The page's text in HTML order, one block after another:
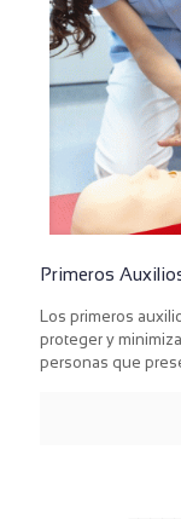
Primeros
Los primeros
proteger y
personas que